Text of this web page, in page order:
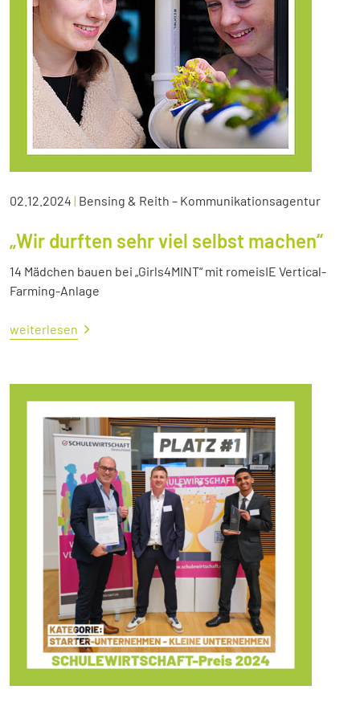
02.12.2024 | Bensing & Reith – Kommunikationsagentur
„Wir durften sehr viel selbst machen“
14 Mädchen bauen bei „Girls4MINT“ mit romeisIE Vertical-
Farming-Anlage
weiterlesen